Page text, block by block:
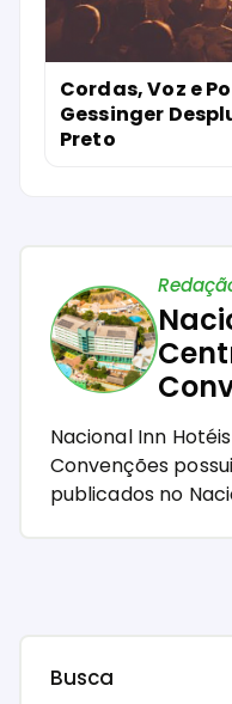
Cordas, Voz e
Gessinger
Preto
Nacional Inn
Convenções possui
publicados no
Busca